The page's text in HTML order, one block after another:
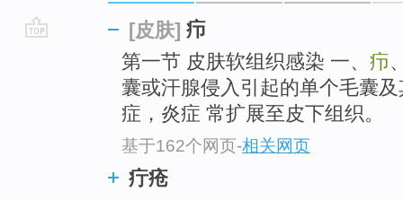
[皮肤] 疖
第一节 皮肤软组织感染 一、 疖
囊或汗腺侵入引起的单个毛囊
症，炎症 常扩展至皮下组织。
基于162个网页-相关网页
疔疮